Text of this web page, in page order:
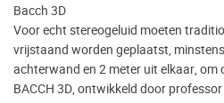
Bacch 3D
Voor echt stereogeluid moeten
vrijstaand worden geplaatst,
achterwand en 2 meter uit elkaar, om
BACCH 3D, ontwikkeld door